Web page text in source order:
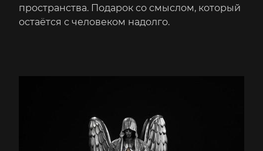
пространства. Подарок со смыслом, который
остаётся с человеком надолго.